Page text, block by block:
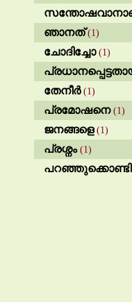
ഞാനത്(1)
ചോദിച്ചോ(1)
തേനീർ(1)
പ്രമോഷനെ(1)
ജനങ്ങളെ(1)
പ്രശ്നം(1)